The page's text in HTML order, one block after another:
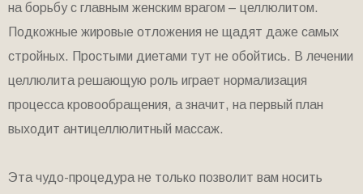
на борьбу с главным женским врагом – целлюлитом.
Подкожные жировые отложения не щадят даже самых
стройных. Простыми диетами тут не обойтись. В лечении
целлюлита решающую роль играет нормализация
процесса кровообращения, а значит, на первый план
выходит антицеллюлитный массаж.
Эта чудо-процедура не только позволит вам носить